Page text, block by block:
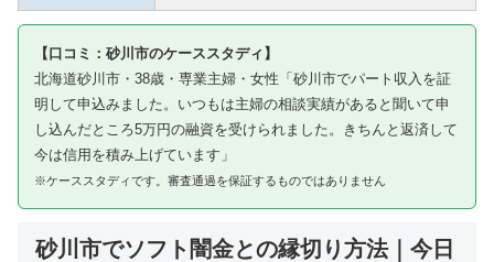
【口コミ：砂川市のケーススタディ】
北海道砂川市・38歳・専業主婦・女性「砂川市でパート収入を証
明して申込みました。いつもは主婦の相談実績があると聞いて申
し込んだところ5万円の融資を受けられました。きちんと返済して
今は信用を積み上げています」
※ケーススタディです。審査通過を保証するものではありません
砂川市でソフト闇金との縁切り方法｜今日